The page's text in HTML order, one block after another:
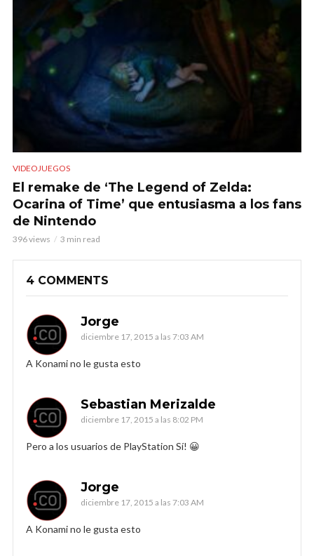
VIDEOJUEGOS
El remake de ‘The Legend of Zelda:
Ocarina of Time’ que entusiasma a los fans
de Nintendo
396 views 3 min read
4 COMMENTS
Jorge
diciembre 17, 2015 a las 7:03 AM
A Konami no le gusta esto
Sebastian Merizalde
diciembre 17, 2015 a las 8:02 PM
Pero a los usuarios de PlayStation Sí! 😀
Jorge
diciembre 17, 2015 a las 7:03 AM
A Konami no le gusta esto